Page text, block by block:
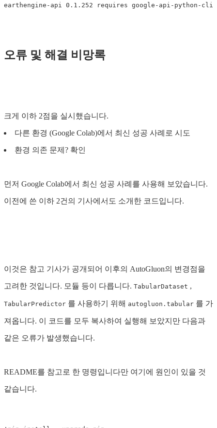
오류 및 해결 비망록
크게 이하 2점을 실시했습니다.
다른 환경 (Google Colab)에서 최신 성공 사례로 시도
환경 의존 문제? 확인
먼저 Google Colab에서 최신 성공 사례를 사용해 보았습니다.
이전에 쓴 이하 2건의 기사에서도 소개한 코드입니다.
이것은 참고 기사가 공개되어 이후의 AutoGluon의 변경점을
고려한 것입니다. 모듈 등이 다릅니다. TabularDataset ,
TabularPredictor 를 사용하기 위해 autogluon.tabular 를 가
져옵니다. 이 코드를 모두 복사하여 실행해 보았지만 다음과
같은 오류가 발생했습니다.
README를 참고로 한 명령입니다만 여기에 원인이 있을 것
같습니다.